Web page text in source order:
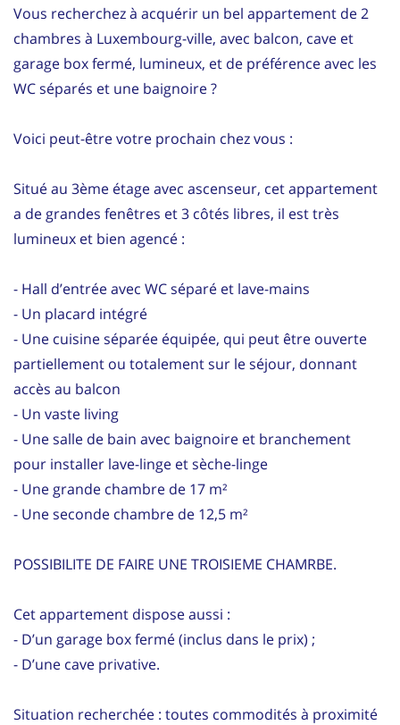
Vous recherchez à acquérir un bel appartement de 2
chambres à Luxembourg-ville, avec balcon, cave et
garage box fermé, lumineux, et de préférence avec les
WC séparés et une baignoire ?
Voici peut-être votre prochain chez vous :
Situé au 3ème étage avec ascenseur, cet appartement
a de grandes fenêtres et 3 côtés libres, il est très
lumineux et bien agencé :
- Hall d’entrée avec WC séparé et lave-mains
- Un placard intégré
- Une cuisine séparée équipée, qui peut être ouverte
partiellement ou totalement sur le séjour, donnant
accès au balcon
- Un vaste living
- Une salle de bain avec baignoire et branchement
pour installer lave-linge et sèche-linge
- Une grande chambre de 17 m²
- Une seconde chambre de 12,5 m²
POSSIBILITE DE FAIRE UNE TROISIEME CHAMRBE.
Cet appartement dispose aussi :
- D’un garage box fermé (inclus dans le prix) ;
- D’une cave privative.
Situation recherchée : toutes commodités à proximité